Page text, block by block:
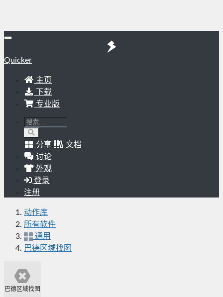
Quicker
主页
下载
专业版
分享
文档
讨论
外观
登录
注册
动作库
所有软件
通用
巴德区域找图
巴德区域找图